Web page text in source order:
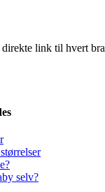
link til hvert
selv?